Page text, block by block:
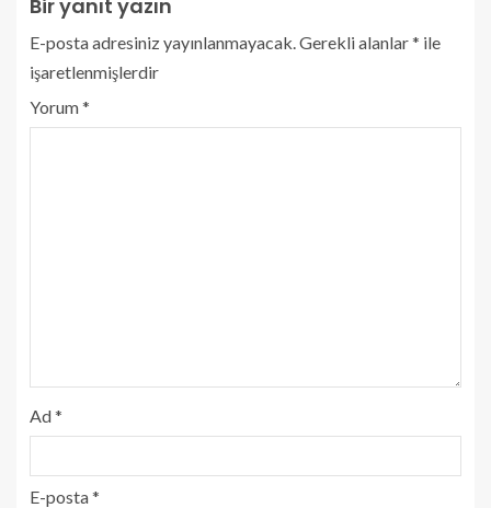
Bir yanıt yazın
E-posta adresiniz yayınlanmayacak. Gerekli alanlar* ile
işaretlenmişlerdir
Yorum*
Ad*
E-posta*